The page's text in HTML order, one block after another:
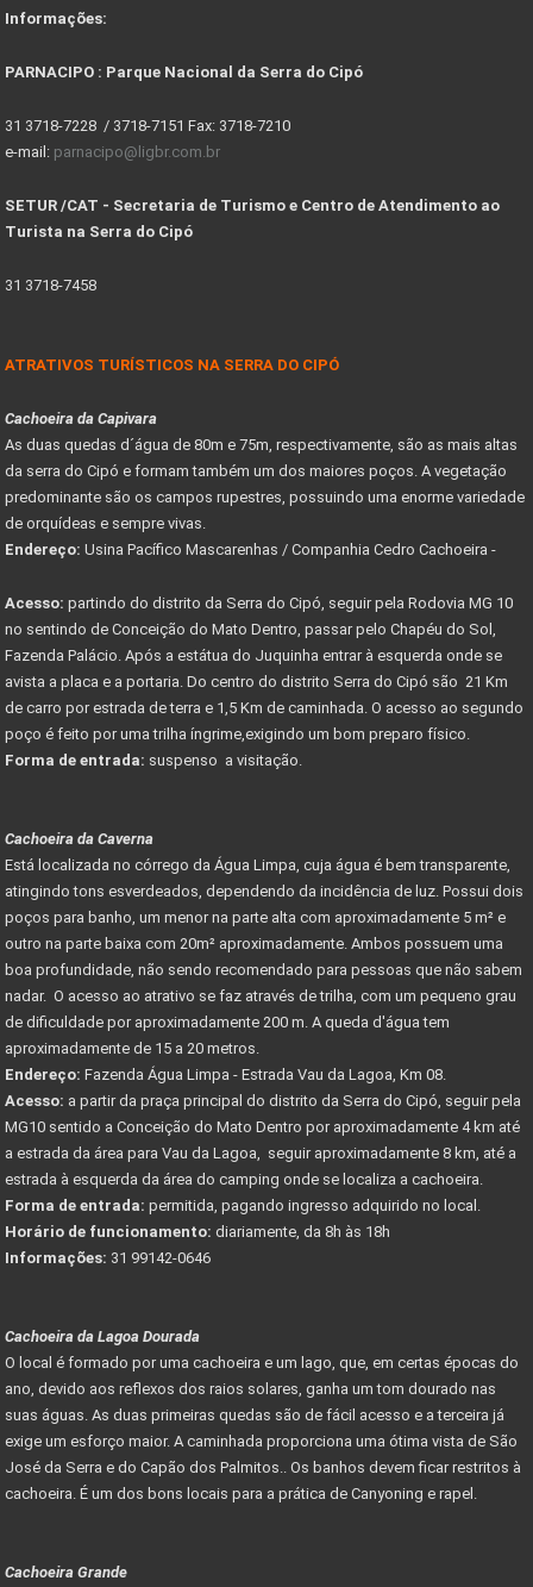
Informações:
PARNACIPO : Parque Nacional da Serra do Cipó
31 3718-7228 / 3718-7151 Fax: 3718-7210
e-mail: parnacipo@ligbr.com.br
SETUR /CAT - Secretaria de Turismo e Centro de Atendimento ao
Turista na Serra do Cipó
31 3718-7458
ATRATIVOS TURÍSTICOS NA SERRA DO CIPÓ
Cachoeira da Capivara
As duas quedas d´água de 80m e 75m, respectivamente, são as mais altas
da serra do Cipó e formam também um dos maiores poços. A vegetação
predominante são os campos rupestres, possuindo uma enorme variedade
de orquídeas e sempre vivas.
Endereço: Usina Pacífico Mascarenhas / Companhia Cedro Cachoeira -
Acesso: partindo do distrito da Serra do Cipó, seguir pela Rodovia MG 10
no sentindo de Conceição do Mato Dentro, passar pelo Chapéu do Sol,
Fazenda Palácio. Após a estátua do Juquinha entrar à esquerda onde se
avista a placa e a portaria. Do centro do distrito Serra do Cipó são 21 Km
de carro por estrada de terra e 1,5 Km de caminhada. O acesso ao segundo
poço é feito por uma trilha íngrime,exigindo um bom preparo físico.
Forma de entrada: suspenso a visitação.
Cachoeira da Caverna
Está localizada no córrego da Água Limpa, cuja água é bem transparente,
atingindo tons esverdeados, dependendo da incidência de luz. Possui dois
poços para banho, um menor na parte alta com aproximadamente 5 m² e
outro na parte baixa com 20m² aproximadamente. Ambos possuem uma
boa profundidade, não sendo recomendado para pessoas que não sabem
nadar. O acesso ao atrativo se faz através de trilha, com um pequeno grau
de dificuldade por aproximadamente 200 m. A queda d'água tem
aproximadamente de 15 a 20 metros.
Endereço: Fazenda Água Limpa - Estrada Vau da Lagoa, Km 08.
Acesso: a partir da praça principal do distrito da Serra do Cipó, seguir pela
MG10 sentido a Conceição do Mato Dentro por aproximadamente 4 km até
a estrada da área para Vau da Lagoa, seguir aproximadamente 8 km, até a
estrada à esquerda da área do camping onde se localiza a cachoeira.
Forma de entrada: permitida, pagando ingresso adquirido no local.
Horário de funcionamento: diariamente, da 8h às 18h
Informações: 31 99142-0646
Cachoeira da Lagoa Dourada
O local é formado por uma cachoeira e um lago, que, em certas épocas do
ano, devido aos reflexos dos raios solares, ganha um tom dourado nas
suas águas. As duas primeiras quedas são de fácil acesso e a terceira já
exige um esforço maior. A caminhada proporciona uma ótima vista de São
José da Serra e do Capão dos Palmitos.. Os banhos devem ficar restritos à
cachoeira. É um dos bons locais para a prática de Canyoning e rapel.
Cachoeira Grande